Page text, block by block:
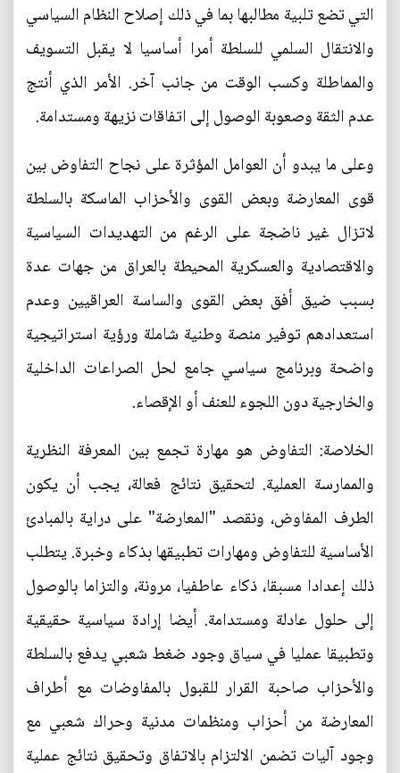
التي تضع تلبية مطالبها بما في ذلك إصلاح النظام السياسي
والانتقال السلمي للسلطة أمرا أساسيا لا يقبل التسويف
والمماطلة وكسب الوقت من جانب آخر. الأمر الذي أنتج
عدم الثقة وصعوبة الوصول إلى اتفاقات نزيهة ومستدامة.
وعلى ما يبدو أن العوامل المؤثرة على نجاح التفاوض بين
قوى المعارضة وبعض القوى والأحزاب الماسكة بالسلطة
لاتزال غير ناضجة على الرغم من التهديدات السياسية
والاقتصادية والعسكرية المحيطة بالعراق من جهات عدة
بسبب ضيق أفق بعض القوى والساسة العراقيين وعدم
استعدادهم توفير منصة وطنية شاملة ورؤية استراتيجية
واضحة وبرنامج سياسي جامع لحل الصراعات الداخلية
والخارجية دون اللجوء للعنف أو الإقصاء.
الخلاصة: التفاوض هو مهارة تجمع بين المعرفة النظرية
والممارسة العملية. لتحقيق نتائج فعالة، يجب أن يكون
الطرف المفاوض، ونقصد "المعارضة" على دراية بالمبادئ
الأساسية للتفاوض ومهارات تطبيقها بذكاء وخبرة. يتطلب
ذلك إعدادا مسبقا، ذكاء عاطفيا، مرونة، والتزاما بالوصول
إلى حلول عادلة ومستدامة. أيضا إرادة سياسية حقيقية
وتطبيقا عمليا في سياق وجود ضغط شعبي يدفع بالسلطة
والأحزاب صاحبة القرار للقبول بالمفاوضات مع أطراف
المعارضة من أحزاب ومنظمات مدنية وحراك شعبي مع
وجود آليات تضمن الالتزام بالاتفاق وتحقيق نتائج عملية